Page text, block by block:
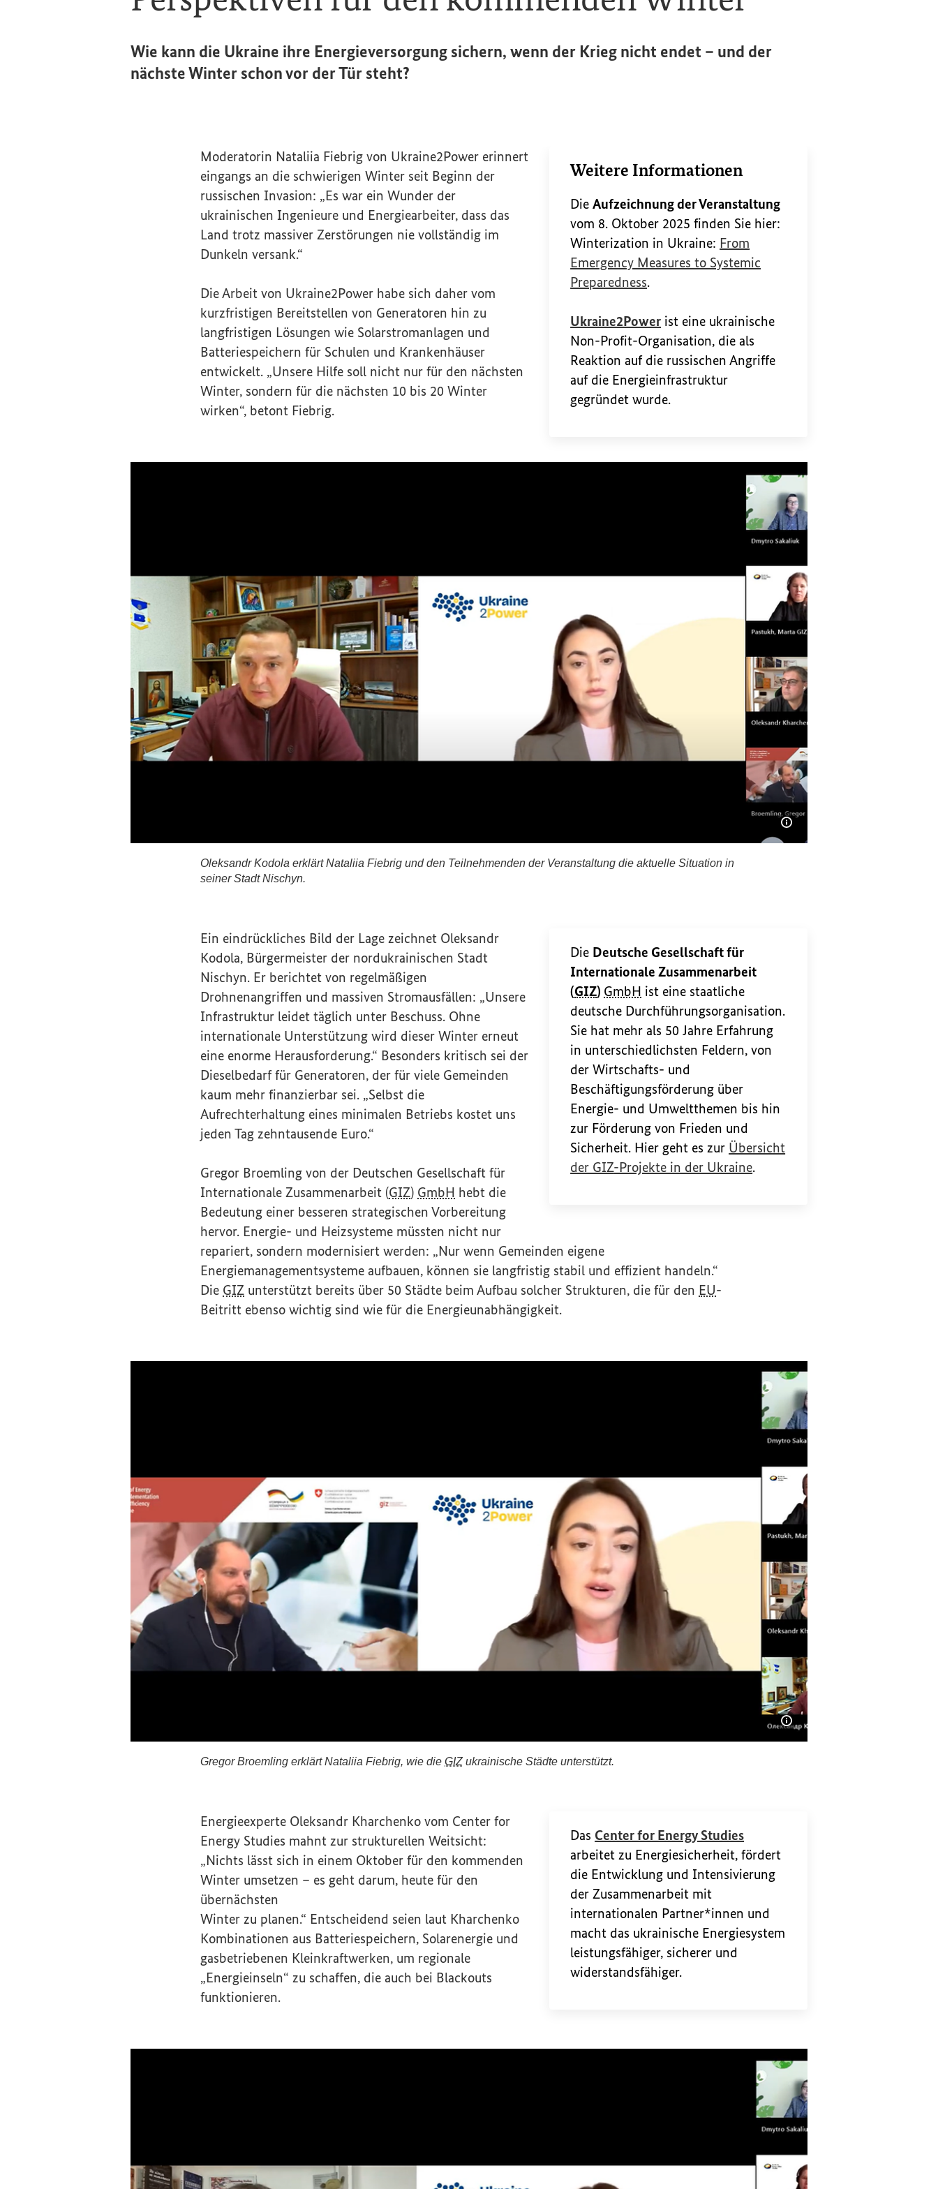
Wie kann die Ukraine ihre Energieversorgung sichern, wenn der Krieg nicht endet – und der
nächste Winter schon vor der Tür steht?
Weitere Informationen
DieAufzeichnung der Veranstaltung
vom 8. Oktober 2025 finden Sie hier:
Winterization in Ukraine: From
Emergency Measures to Systemic
Preparedness(Externer Link)
.
Ukraine2Power(Externer Link)
ist eine ukrainische
Non-Profit-Organisation, die als
Reaktion auf die russischen Angriffe
auf die Energieinfrastruktur
gegründet wurde.
Moderatorin Nataliia Fiebrig von Ukraine2Power erinnert
eingangs an die schwierigen Winter seit Beginn der
russischen Invasion: „Es war ein Wunder der
ukrainischen Ingenieure und Energiearbeiter, dass das
Land trotz massiver Zerstörungen nie vollständig im
Dunkeln versank.“
Die Arbeit von Ukraine2Power habe sich daher vom
kurzfristigen Bereitstellen von Generatoren hin zu
langfristigen Lösungen wie Solarstromanlagen und
Batteriespeichern für Schulen und Krankenhäuser
entwickelt. „Unsere Hilfe soll nicht nur für den nächsten
Winter, sondern für die nächsten 10 bis 20 Winter
wirken“, betont Fiebrig.
Bildinformationen
Oleksandr Kodola erklärt Nataliia Fiebrig und den Teilnehmenden der Veranstaltung die aktuelle Situation in
seiner Stadt Nischyn.
Die Deutsche Gesellschaft für
Internationale Zusammenarbeit
(GIZ) GmbH ist eine staatliche
deutsche Durchführungsorganisation.
Sie hat mehr als 50 Jahre Erfahrung
in unterschiedlichsten Feldern, von
der Wirtschafts- und
Beschäftigungsförderung über
Energie- und Umweltthemen bis hin
zur Förderung von Frieden und
Sicherheit. Hier geht es zur Übersicht
der GIZ-Projekte in der Ukraine(Externer Link)
.
Ein eindrückliches Bild der Lage zeichnet Oleksandr
Kodola, Bürgermeister der nordukrainischen Stadt
Nischyn. Er berichtet von regelmäßigen
Drohnenangriffen und massiven Stromausfällen: „Unsere
Infrastruktur leidet täglich unter Beschuss. Ohne
internationale Unterstützung wird dieser Winter erneut
eine enorme Herausforderung.“ Besonders kritisch sei der
Dieselbedarf für Generatoren, der für viele Gemeinden
kaum mehr finanzierbar sei. „Selbst die
Aufrechterhaltung eines minimalen Betriebs kostet uns
jeden Tag zehntausende Euro.“
Gregor Broemling von der Deutschen Gesellschaft für
Internationale Zusammenarbeit (GIZ) GmbH hebt die
Bedeutung einer besseren strategischen Vorbereitung
hervor. Energie- und Heizsysteme müssten nicht nur
repariert, sondern modernisiert werden: „Nur wenn Gemeinden eigene
Energiemanagementsysteme aufbauen, können sie langfristig stabil und effizient handeln.“
Die GIZ unterstützt bereits über 50 Städte beim Aufbau solcher Strukturen, die für den EU-
Beitritt ebenso wichtig sind wie für die Energieunabhängigkeit.
Bildinformationen
Gregor Broemling erklärt Nataliia Fiebrig, wie die GIZukrainische Städte unterstützt.
Das Center for Energy Studies(Externer Link)
arbeitet zu Energiesicherheit, fördert
die Entwicklung und Intensivierung
der Zusammenarbeit mit
internationalen Partner*innen und
macht das ukrainische Energiesystem
leistungsfähiger, sicherer und
widerstandsfähiger.
Energieexperte Oleksandr Kharchenko vom Center for
Energy Studies mahnt zur strukturellen Weitsicht:
„Nichts lässt sich in einem Oktober für den kommenden
Winter umsetzen – es geht darum, heute für den
übernächsten
Winter zu planen.“ Entscheidend seien laut Kharchenko
Kombinationen aus Batteriespeichern, Solarenergie und
gasbetriebenen Kleinkraftwerken, um regionale
„Energieinseln“ zu schaffen, die auch bei Blackouts
funktionieren.